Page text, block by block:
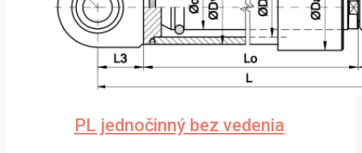
PL jednočinný bez vedenia